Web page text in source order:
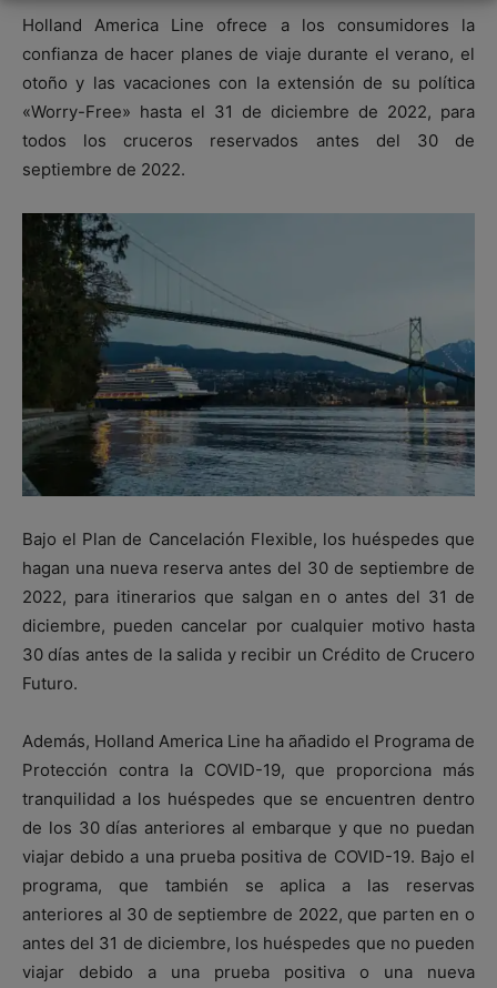
Holland America Line ofrece a los consumidores la
confianza de hacer planes de viaje durante el verano, el
otoño y las vacaciones con la extensión de su política
«Worry-Free» hasta el 31 de diciembre de 2022, para
todos los cruceros reservados antes del 30 de
septiembre de 2022.
Bajo el Plan de Cancelación Flexible, los huéspedes que
hagan una nueva reserva antes del 30 de septiembre de
2022, para itinerarios que salgan en o antes del 31 de
diciembre, pueden cancelar por cualquier motivo hasta
30 días antes de la salida y recibir un Crédito de Crucero
Futuro.
Además, Holland America Line ha añadido el Programa de
Protección contra la COVID-19, que proporciona más
tranquilidad a los huéspedes que se encuentren dentro
de los 30 días anteriores al embarque y que no puedan
viajar debido a una prueba positiva de COVID-19. Bajo el
programa, que también se aplica a las reservas
anteriores al 30 de septiembre de 2022, que parten en o
antes del 31 de diciembre, los huéspedes que no pueden
viajar debido a una prueba positiva o una nueva